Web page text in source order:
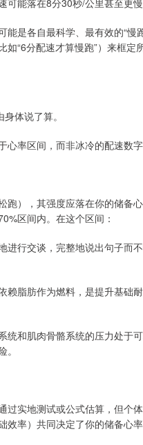
可能落在8分30秒/公里甚至更慢
能是各自最科学、最有效的“慢
如“6分配速才算慢跑”）来框定
体说了算。
心率区间，而非冰冷的配速数字
跑），其强度应落在你的储备
区间内。在这个区间：
进行交谈，完整地说出句子而
赖脂肪作为燃料，是提升基础
统和肌肉骨骼系统的压力处于
过实地测试或公式估算，但个
效率）共同决定了你的储备心率